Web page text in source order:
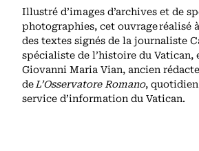
Illustré d’images d’archives et de
photographies, cet ouvrage réalisé
des textes signés de la journaliste
spécialiste de l’histoire du Vatican,
Giovanni Maria Vian, ancien
deL’Osservatore Romano,
service d’information du Vatican.